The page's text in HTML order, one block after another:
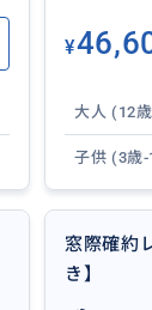
¥
大人 (12
子供 (3歳-
窓際確約
き】